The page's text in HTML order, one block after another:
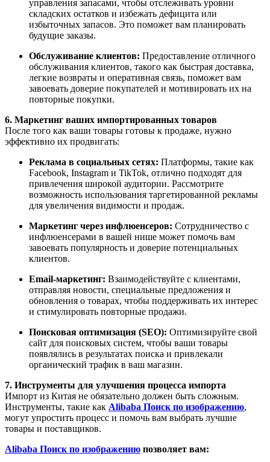
управления запасами, чтобы отслеживать уровни
складских остатков и избежать дефицита или
избыточных запасов. Это поможет вам планировать
будущие заказы.
Обслуживание клиентов: Предоставление отличного
обслуживания клиентов, такого как быстрая доставка,
легкие возвраты и оперативная связь, поможет вам
завоевать доверие покупателей и мотивировать их на
повторные покупки.
6. Маркетинг ваших импортированных товаров
После того как ваши товары готовы к продаже, нужно
эффективно их продвигать:
Реклама в социальных сетях: Платформы, такие как
Facebook, Instagram и TikTok, отлично подходят для
привлечения широкой аудитории. Рассмотрите
возможность использования таргетированной рекламы
для увеличения видимости и продаж.
Маркетинг через инфлюенсеров: Сотрудничество с
инфлюенсерами в вашей нише может помочь вам
завоевать популярность и доверие потенциальных
клиентов.
Email-маркетинг: Взаимодействуйте с клиентами,
отправляя новости, специальные предложения и
обновления о товарах, чтобы поддерживать их интерес
и стимулировать повторные продажи.
Поисковая оптимизация (SEO): Оптимизируйте свой
сайт для поисковых систем, чтобы ваши товары
появлялись в результатах поиска и привлекали
органический трафик в ваш магазин.
7. Инструменты для улучшения процесса импорта
Импорт из Китая не обязательно должен быть сложным.
Инструменты, такие как Alibaba Поиск по изображению,
могут упростить процесс и помочь вам выбрать лучшие
товары и поставщиков.
Alibaba Поиск по изображению позволяет вам: